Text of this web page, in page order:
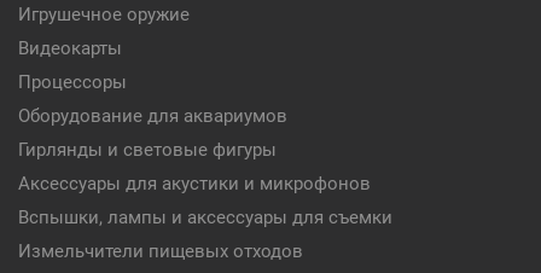
Игрушечное оружие
Видеокарты
Процессоры
Оборудование для аквариумов
Гирлянды и световые фигуры
Аксессуары для акустики и микрофонов
Вспышки, лампы и аксессуары для съемки
Измельчители пищевых отходов